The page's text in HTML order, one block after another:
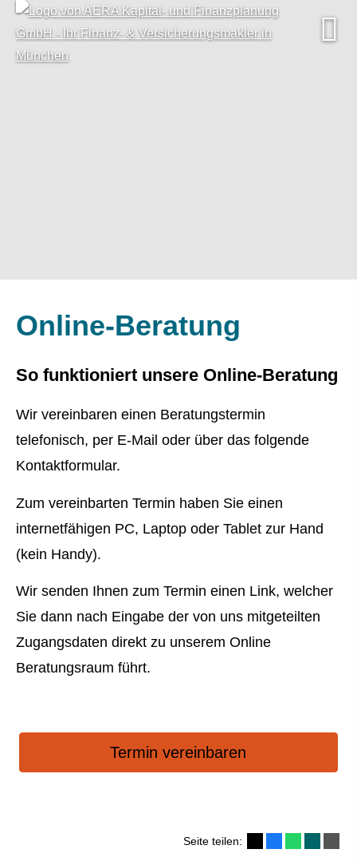
Online-Beratung
So funktioniert unsere Online-Beratung
Wir vereinbaren einen Beratungstermin
telefonisch, per E-Mail oder über das folgende
Kontaktformular.
Zum vereinbarten Termin haben Sie einen
internetfähigen PC, Laptop oder Tablet zur Hand
(kein Handy).
Wir senden Ihnen zum Termin einen Link, welcher
Sie dann nach Eingabe der von uns mitgeteilten
Zugangsdaten direkt zu unserem Online
Beratungsraum führt.
Termin ver­ein­baren
Seite teilen: